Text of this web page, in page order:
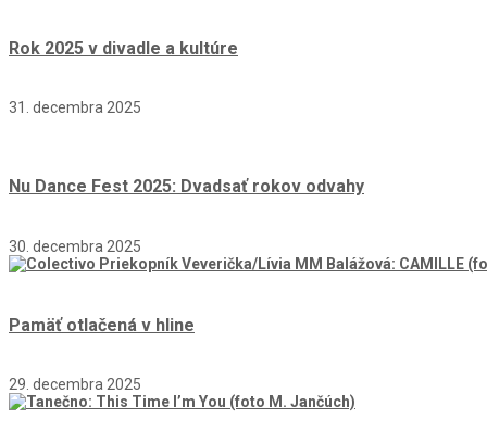
Rok 2025 v divadle a kultúre
31. decembra 2025
Nu Dance Fest 2025: Dvadsať rokov odvahy
30. decembra 2025
Pamäť otlačená v hline
29. decembra 2025